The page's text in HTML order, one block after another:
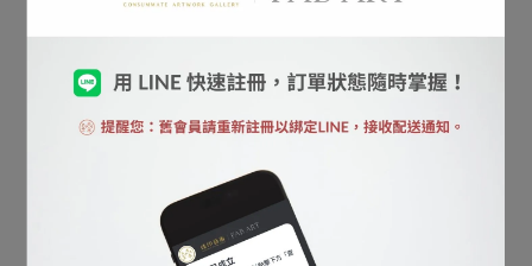
在吉維尼的花園裡，莫內將藝術與生活完美融合。他
角。這份與自然共生的精神，也深深影響了後世現代
莫內的藝術不是要「複製世界」，而是讓觀者「感受